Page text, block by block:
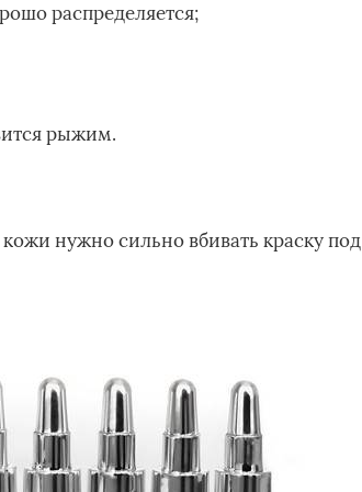
распределяется;
рыжим.
нужно сильно вбивать краску под